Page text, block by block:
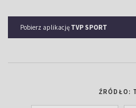
Pobierz aplikację TVP SPORT
ŹRÓDŁO: